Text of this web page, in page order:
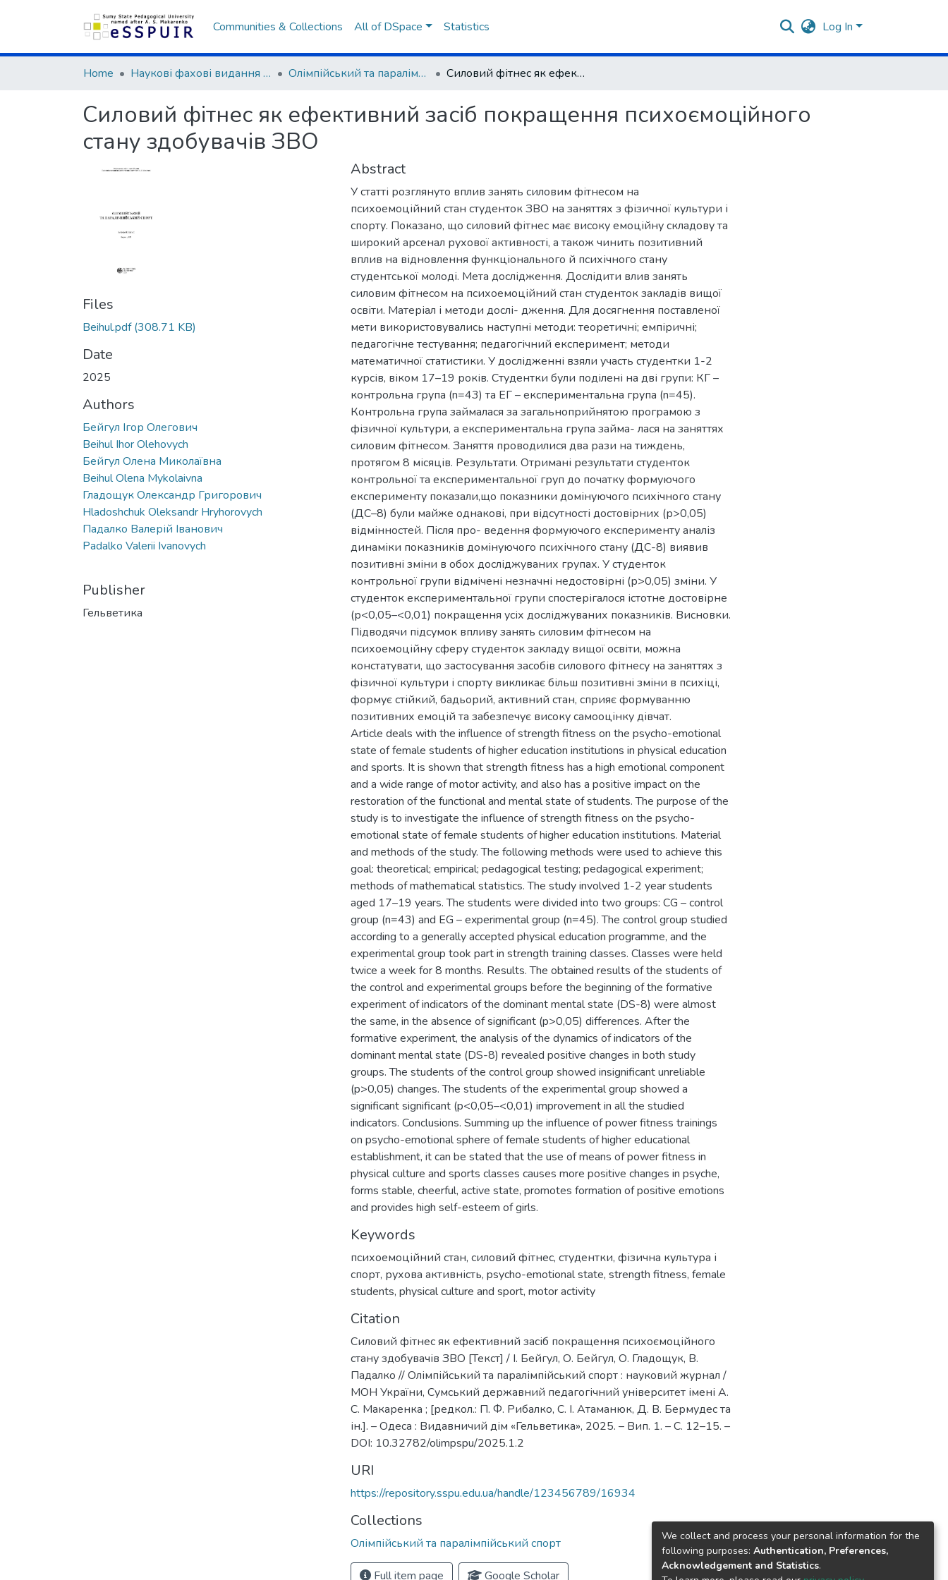
Communities & Collections All of DSpace Statistics Log In
Home Наукові фахові видання СумДПУ Олімпійський та паралімпійський спорт Силовий фітнес як ефективний засіб покращення психоємоційного стану здобувачів ЗВО
Силовий фітнес як ефективний засіб покращення психоємоційного
стану здобувачів ЗВО
Files
Beihul.pdf(308.71 KB)
Date
2025
Authors
Бейгул Ігор Олегович
Beihul Ihor Olehovych
Бейгул Олена Миколаївна
Beihul Olena Mykolaivna
Гладощук Олександр Григорович
Hladoshchuk Oleksandr Hryhorovych
Падалко Валерій Іванович
Padalko Valerii Ivanovych
Publisher
Гельветика
Abstract
У статті розглянуто вплив занять силовим фітнесом на
психоемоційний стан студенток ЗВО на заняттях з фізичної культури і
спорту. Показано, що силовий фітнес має високу емоційну складову та
широкий арсенал рухової активності, а також чинить позитивний
вплив на відновлення функціонального й психічного стану
студентської молоді. Мета дослідження. Дослідити влив занять
силовим фітнесом на психоемоційний стан студенток закладів вищої
освіти. Матеріал і методи дослі- дження. Для досягнення поставленої
мети використовувались наступні методи: теоретичні; емпіричні;
педагогічне тестування; педагогічний експеримент; методи
математичної статистики. У дослідженні взяли участь студентки 1-2
курсів, віком 17–19 років. Студентки були поділені на дві групи: КГ –
контрольна група (n=43) та ЕГ – експериментальна група (n=45).
Контрольна група займалася за загальноприйнятою програмою з
фізичної культури, а експериментальна група займа- лася на заняттях
силовим фітнесом. Заняття проводилися два рази на тиждень,
протягом 8 місяців. Результати. Отримані результати студенток
контрольної та експериментальної груп до початку формуючого
експерименту показали,що показники домінуючого психічного стану
(ДС–8) були майже однакові, при відсутності достовірних (р>0,05)
відмінностей. Після про- ведення формуючого експерименту аналіз
динаміки показників домінуючого психічного стану (ДС-8) виявив
позитивні зміни в обох досліджуваних групах. У студенток
контрольної групи відмічені незначні недостовірні (р>0,05) зміни. У
студенток експериментальної групи спостерігалося істотне достовірне
(р<0,05–<0,01) покращення усіх досліджуваних показників. Висновки.
Підводячи підсумок впливу занять силовим фітнесом на
психоемоційну сферу студенток закладу вищої освіти, можна
констатувати, що застосування засобів силового фітнесу на заняттях з
фізичної культури і спорту викликає більш позитивні зміни в психіці,
формує стійкий, бадьорий, активний стан, сприяє формуванню
позитивних емоцій та забезпечує високу самооцінку дівчат.
Аrticle deals with the influence of strength fitness on the psycho-emotional
state of female students of higher education institutions in physical education
and sports. It is shown that strength fitness has a high emotional component
and a wide range of motor activity, and also has a positive impact on the
restoration of the functional and mental state of students. The purpose of the
study is to investigate the influence of strength fitness on the psycho-
emotional state of female students of higher education institutions. Material
and methods of the study. The following methods were used to achieve this
goal: theoretical; empirical; pedagogical testing; pedagogical experiment;
methods of mathematical statistics. The study involved 1-2 year students
aged 17–19 years. The students were divided into two groups: CG – control
group (n=43) and EG – experimental group (n=45). The control group studied
according to a generally accepted physical education programme, and the
experimental group took part in strength training classes. Classes were held
twice a week for 8 months. Results. The obtained results of the students of
the control and experimental groups before the beginning of the formative
experiment of indicators of the dominant mental state (DS-8) were almost
the same, in the absence of significant (p>0,05) differences. After the
formative experiment, the analysis of the dynamics of indicators of the
dominant mental state (DS-8) revealed positive changes in both study
groups. The students of the control group showed insignificant unreliable
(p>0,05) changes. The students of the experimental group showed a
significant significant (p<0,05–<0,01) improvement in all the studied
indicators. Conclusions. Summing up the influence of power fitness trainings
on psycho-emotional sphere of female students of higher educational
establishment, it can be stated that the use of means of power fitness in
physical culture and sports classes causes more positive changes in psyche,
forms stable, cheerful, active state, promotes formation of positive emotions
and provides high self-esteem of girls.
Keywords
психоемоційний стан, силовий фітнес, студентки, фізична культура і
спорт, рухова активність, psycho-emotional state, strength fitness, female
students, physical culture and sport, motor activity
Citation
Силовий фітнес як ефективний засіб покращення психоємоційного
стану здобувачів ЗВО [Текст] / І. Бейгул, О. Бейгул, О. Гладощук, В.
Падалко // Олімпійський та паралімпійський спорт : науковий журнал /
МОН України, Сумський державний педагогічний університет імені А.
С. Макаренка ; [редкол.: П. Ф. Рибалко, С. І. Атаманюк, Д. В. Бермудес та
ін.]. – Одеса : Видавничий дім «Гельветика», 2025. – Вип. 1. – С. 12–15. –
DOI: 10.32782/olimpspu/2025.1.2
URI
https://repository.sspu.edu.ua/handle/123456789/16934
Collections
Олімпійський та паралімпійський спорт
Full item page Google Scholar
We collect and process your personal information for the
following purposes: Authentication, Preferences,
Acknowledgement and Statistics.